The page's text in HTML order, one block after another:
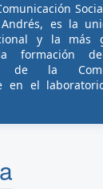
es la
y la más
formación
de la
en el